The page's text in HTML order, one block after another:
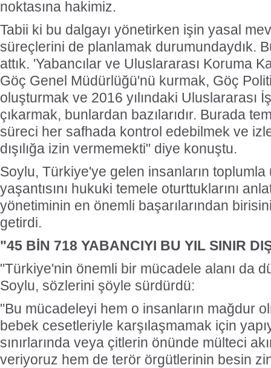
noktasına hakimiz.
Tabii ki bu dalgayı yönetirken işin yasal
süreçlerini de planlamak durumundaydık.
attık. 'Yabancılar ve Uluslararası Koruma
Göç Genel Müdürlüğü'nü kurmak, Göç
oluşturmak ve 2016 yılındaki Uluslararası
çıkarmak, bunlardan bazılarıdır. Burada
süreci her safhada kontrol edebilmek ve
dışılığa izin vermemekti" diye konuştu.
Soylu, Türkiye'ye gelen insanların
yaşantısını hukuki temele oturttuklarını
yönetiminin en önemli başarılarından
getirdi.
"45 BİN 718 YABANCIYI BU YIL SINIR
"Türkiye'nin önemli bir mücadele alanı da
Soylu, sözlerini şöyle sürdürdü:
"Bu mücadeleyi hem o insanların mağdur
bebek cesetleriyle karşılaşmamak için
sınırlarında veya çitlerin önünde mülteci
veriyoruz hem de terör örgütlerinin besin